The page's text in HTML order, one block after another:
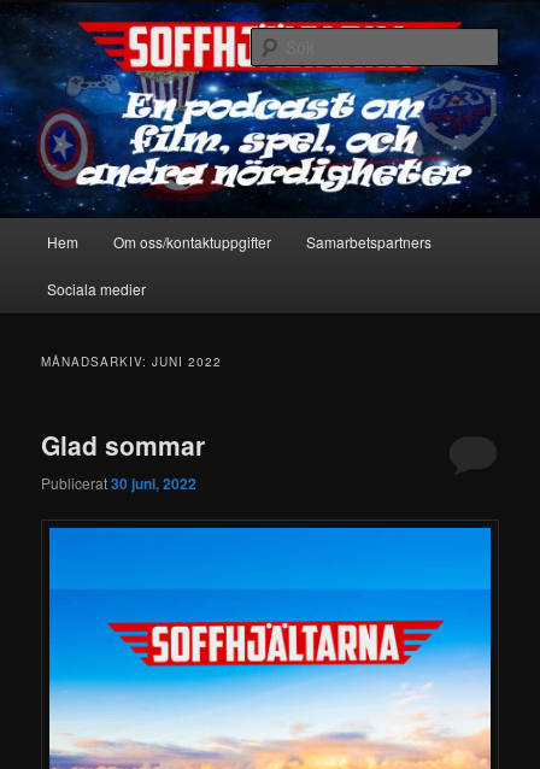
Hoppa
primärt
innehåll
Hoppa
sekundärt
innehållSoffhjältarna
En podcast om film, spel & andra nördigheter
Sök
Hem Om oss/kontaktuppgifter Samarbetspartners
Sociala medier
MÅNADSARKIV:JUNI 2022
Glad sommar
Publicerat30 juni, 2022